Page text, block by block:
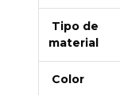
Tipo de
material
Color